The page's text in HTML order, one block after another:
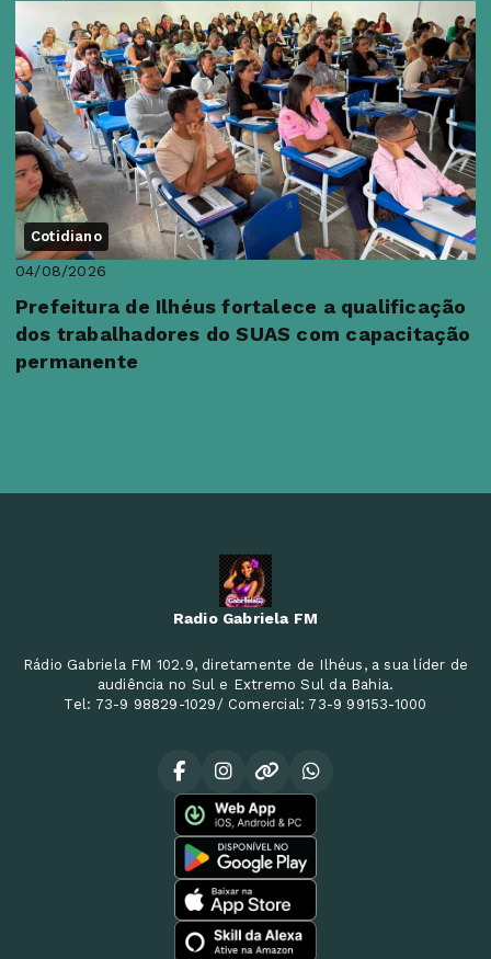
Cotidiano
04/08/2026
Prefeitura de Ilhéus fortalece a qualificação
dos trabalhadores do SUAS com capacitação
permanente
Radio Gabriela FM
Rádio Gabriela FM 102.9, diretamente de Ilhéus, a sua líder de
audiência no Sul e Extremo Sul da Bahia.
Tel: 73-9 98829-1029/ Comercial: 73-9 99153-1000